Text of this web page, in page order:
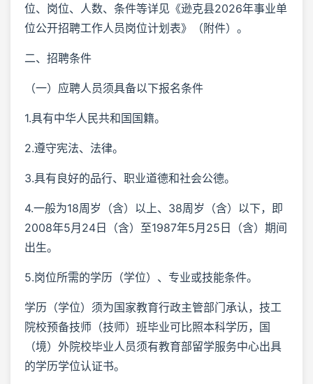
位、岗位、人数、条件等详见《逊克县2026年事业单
位公开招聘工作人员岗位计划表》（附件）。
二、招聘条件
（一）应聘人员须具备以下报名条件
1.具有中华人民共和国国籍。
2.遵守宪法、法律。
3.具有良好的品行、职业道德和社会公德。
4.一般为18周岁（含）以上、38周岁（含）以下，即
2008年5月24日（含）至1987年5月25日（含）期间
出生。
5.岗位所需的学历（学位）、专业或技能条件。
学历（学位）须为国家教育行政主管部门承认，技工
院校预备技师（技师）班毕业可比照本科学历，国
（境）外院校毕业人员须有教育部留学服务中心出具
的学历学位认证书。